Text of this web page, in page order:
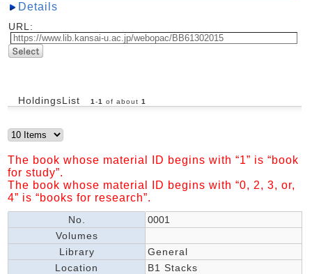
Details
URL:
HoldingsList 1 -1 of about 1
The book whose material ID begins with “1” is “book
for study”.
The book whose material ID begins with “0, 2, 3, or,
4” is “books for research”.
No.
0001
Volumes
Library
General
Location
B1 Stacks